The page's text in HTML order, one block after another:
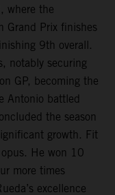
where the
Grand Prix finishes
9th overall.
notably securing
GP, becoming the
Antonio battled
the season
growth. Fit
He won 10
more times
excellence